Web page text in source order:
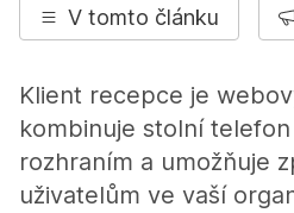
V tomto článku
Klient recepce je
kombinuje stolní
rozhraním a umožňuje
uživatelům ve vaší